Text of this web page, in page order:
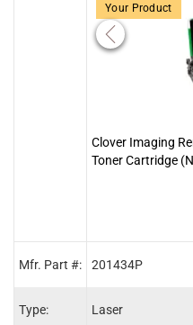
Mfr. Part #:
Type:
Your Product
Clover Imaging
Toner Cartridge
201434P
Laser